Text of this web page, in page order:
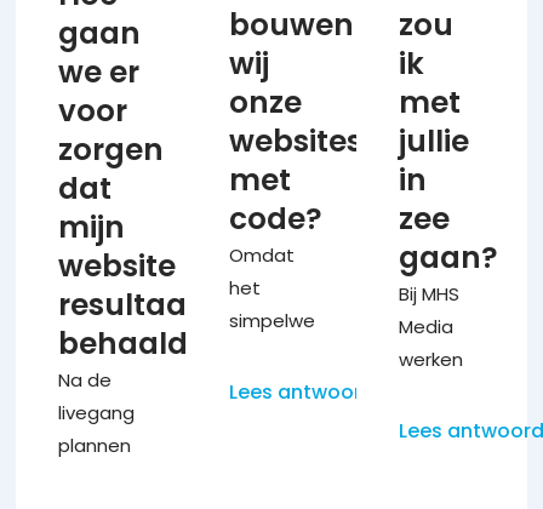
zoals
teksten,
eventuele
afbeeldingen.
Wij
presenteren
binnen7
werkdagen
het
eerste
ontwerp.
Na jouw
feedback
jouw
bedrijf
ontwerpen.
We kijken
naar je
huidige
website,
kleuren,
logo en
teksten
houden
we
contact
via een
aangemaakte
groepsapp.
We
zorgen
voor
updates,
plugin-
gaan
we er
voor
zorgen
dat
mijn
website
resultaat
behaald?
Na de
livegang
plannen
bouwen
wij
onze
websites
met
code?
Omdat
het
simpelweg
websites
Lees antwoord
zou
ik
met
jullie
in
zee
gaan?
Bij MHS
Media
werken
een
Lees